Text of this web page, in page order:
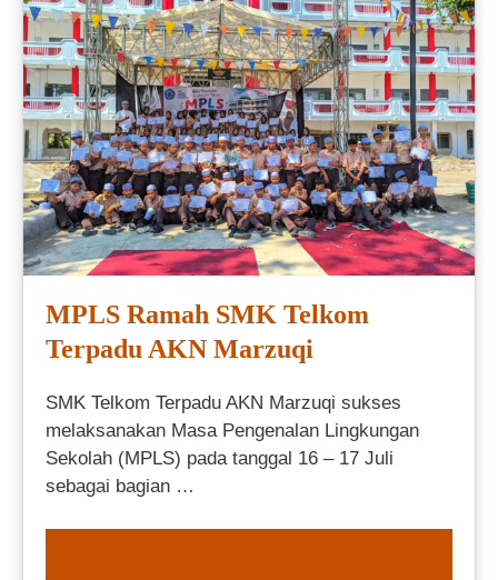
MPLS Ramah SMK Telkom
Terpadu AKN Marzuqi
SMK Telkom Terpadu AKN Marzuqi sukses
melaksanakan Masa Pengenalan Lingkungan
Sekolah (MPLS) pada tanggal 16 – 17 Juli
sebagai bagian …